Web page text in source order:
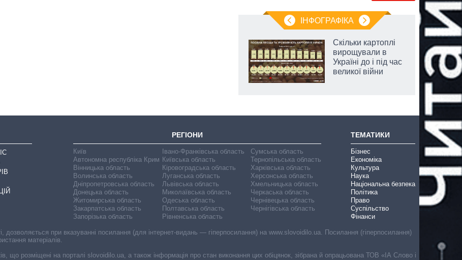
ІНФОГРАФІКА
Скільки картоплі
вирощували в
Україні до і під час
великої війни
РЕГІОНИ
Київ
Автономна республіка Крим
Вінницька область
Волинська область
Дніпропетровська область
Донецька область
Житомирська область
Закарпатська область
Запорізька область
Івано-Франківська область
Київська область
Кіровоградська область
Луганська область
Львівська область
Миколаївська область
Одеська область
Полтавська область
Рівненська область
Сумська область
Тернопільська область
Харківська область
Херсонська область
Хмельницька область
Черкаська область
Чернівецька область
Чернігівська область
ТЕМАТИКИ
Бізнес
Економіка
Культура
Наука
Національна безпека
Політика
Право
Суспільство
Фінанси
дозволяється при вказуванні посилання (для інтернет-видань — гіперпосилання) на www.slovoidilo.ua. Посилання (гіперпосилання)
матеріалів.
що розміщені на порталі slovoidilo.ua, а також інформація про стан виконання цих обіцянок, зібрана й опрацьована ТОВ «ІА Слово і